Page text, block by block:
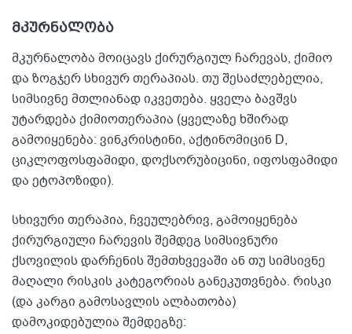
მკურნალობა
მკურნალობა მოიცავს ქირურგიულ ჩარევას, ქიმიო
და ზოგჯერ სხივურ თერაპიას. თუ შესაძლებელია,
სიმსივნე მთლიანად იკვეთება. ყველა ბავშვს
უტარდება ქიმიოთერაპია (ყველაზე ხშირად
გამოიყენება: ვინკრისტინი, აქტინომიცინ D,
ციკლოფოსფამიდი, დოქსორუბიცინი, იფოსფამიდი
და ეტოპოზიდი).
სხივური თერაპია, ჩვეულებრივ, გამოიყენება
ქირურგიული ჩარევის შემდეგ სიმსივნური
ქსოვილის დარჩენის შემთხვევაში ან თუ სიმსივნე
მაღალი რისკის კატეგორიას განეკუთვნება. რისკი
(და კარგი გამოსავლის ალბათობა)
დამოკიდებულია შემდეგზე: